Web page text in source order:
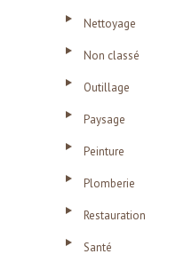
Nettoyage
Non classé
Outillage
Paysage
Peinture
Plomberie
Restauration
Santé